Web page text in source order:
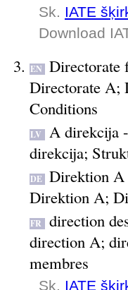
Sk. IATE
Download
EN
Directorate
Directorate A;
Conditions
LV
A direkcija
direkcija;
DE Direktion A
Direktion A;
FR
direction
direction A;
membres
Sk. IATE